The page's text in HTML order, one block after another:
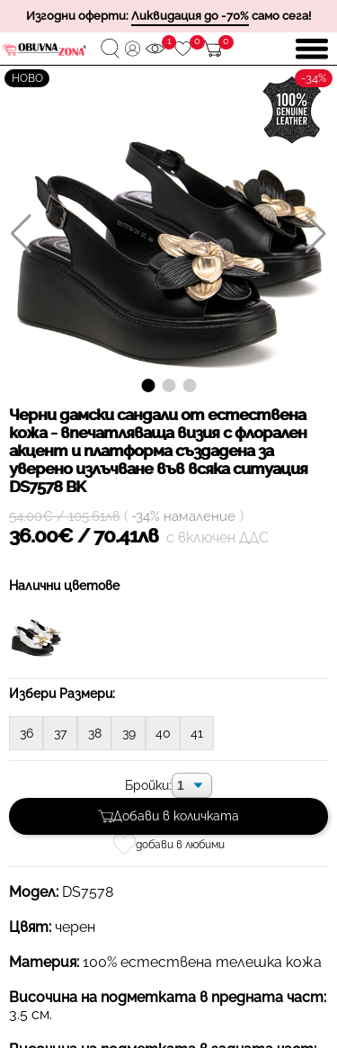
Изгодни оферти: Ликвидация до -70% само сега!
1 0 0
НОВО -34%
Черни дамски сандали от естествена
кожа - впечатляваща визия с флорален
акцент и платформа създадена за
уверено излъчване във всяка ситуация
DS7578 BK
36.00€ / 70.41лв с включен ДДС
54.00€ / 105.61лв ( -34% намаление )
Налични цветове
Избери Размери:
36 37 38 39 40 41
Бройки:
Добави в количката
добави в любими
Модел: DS7578
Цвят: черен
Материя: 100% естествена телешка кожа
Височина на подметката в предната част:
3.5 см.